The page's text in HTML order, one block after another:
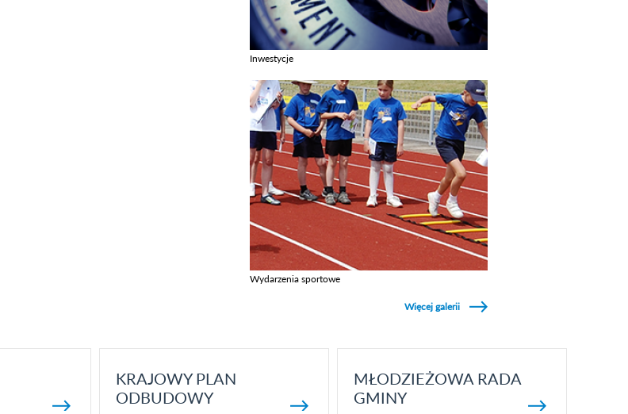
Inwestycje
Wydarzenia sportowe
Więcej galerii
KRAJOWY PLAN
ODBUDOWY
MŁODZIEŻOWA RADA
GMINY